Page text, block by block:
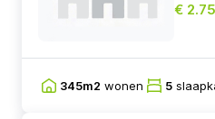
€
345m2 wonen 5